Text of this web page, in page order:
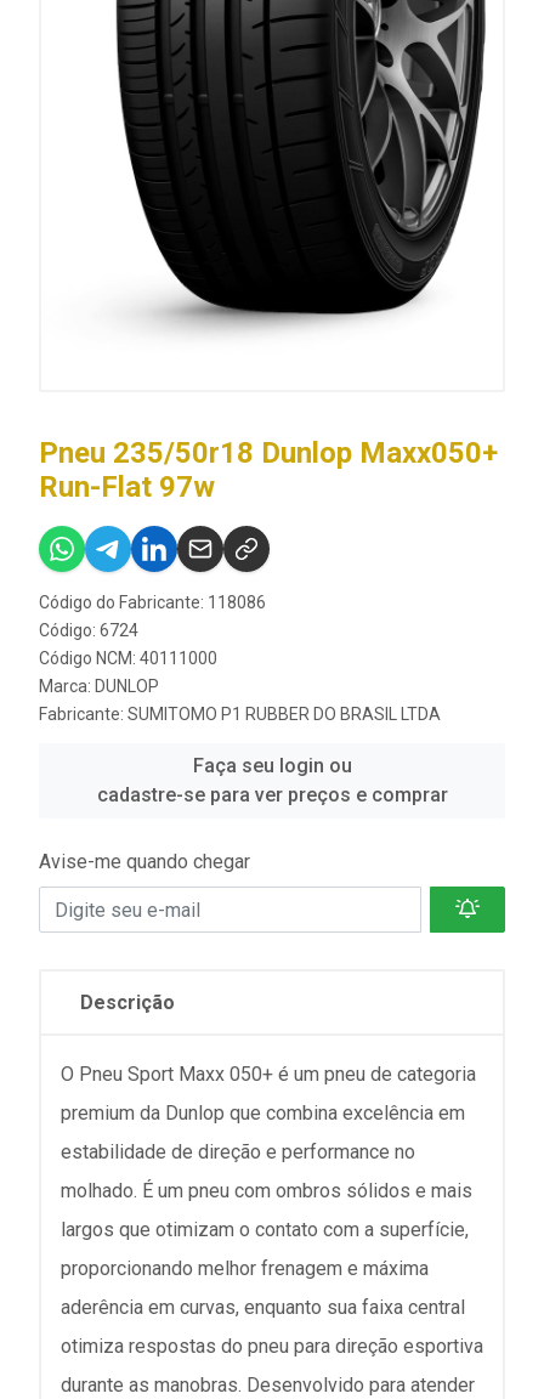
Pneu 235/50r18 Dunlop Maxx050+
Run-Flat 97w
Código do Fabricante: 118086
Código: 6724
Código NCM: 40111000
Marca: DUNLOP
Fabricante: SUMITOMO P1 RUBBER DO BRASIL LTDA
Faça seu login ou
cadastre-se para ver preços e comprar
Avise-me quando chegar
Descrição
O Pneu Sport Maxx 050+ é um pneu de categoria
premium da Dunlop que combina excelência em
estabilidade de direção e performance no
molhado. É um pneu com ombros sólidos e mais
largos que otimizam o contato com a superfície,
proporcionando melhor frenagem e máxima
aderência em curvas, enquanto sua faixa central
otimiza respostas do pneu para direção esportiva
durante as manobras. Desenvolvido para atender